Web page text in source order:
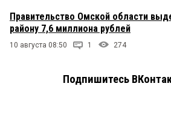
Правительство Омской области
району 7,6 миллиона рублей
10 августа 08:50 1 274
Подпишитесь